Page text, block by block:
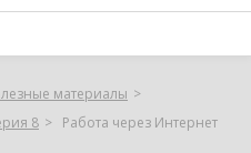
материалы
8
Работа через Интернет